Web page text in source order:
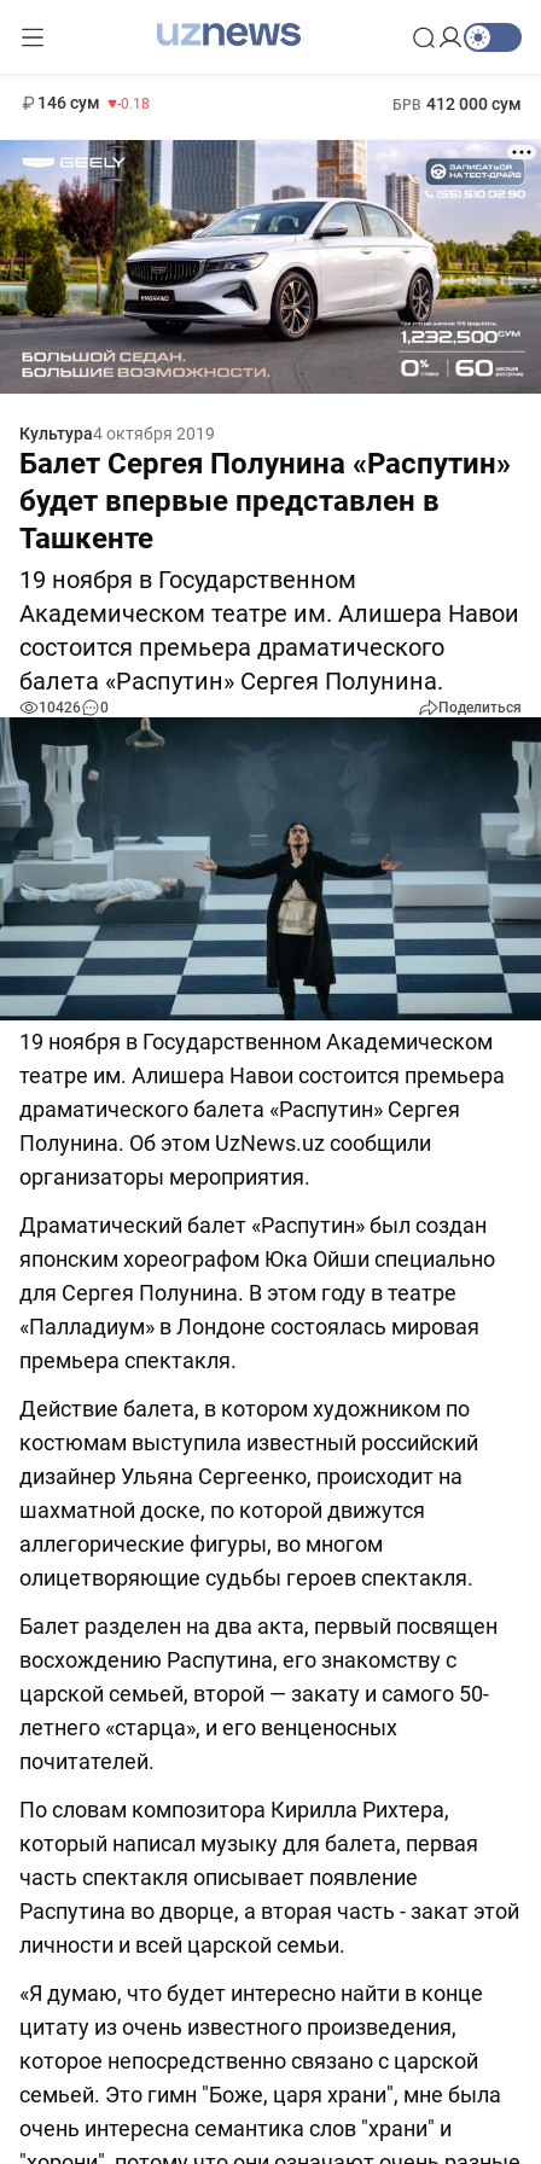
146 сум -0.18 БРВ 412 000 сум
Культура4 октября 2019
Балет Сергея Полунина «Распутин»
будет впервые представлен в
Ташкенте
19 ноября в Государственном
Академическом театре им. Алишера Навои
состоится премьера драматического
балета «Распутин» Сергея Полунина.
10426 0 Поделиться
19 ноября в Государственном Академическом
театре им. Алишера Навои состоится премьера
драматического балета «Распутин» Сергея
Полунина. Об этом UzNews.uz сообщили
организаторы мероприятия.
Драматический балет «Распутин» был создан
японским хореографом Юка Ойши специально
для Сергея Полунина. В этом году в театре
«Палладиум» в Лондоне состоялась мировая
премьера спектакля.
Действие балета, в котором художником по
костюмам выступила известный российский
дизайнер Ульяна Сергеенко, происходит на
шахматной доске, по которой движутся
аллегорические фигуры, во многом
олицетворяющие судьбы героев спектакля.
Балет разделен на два акта, первый посвящен
восхождению Распутина, его знакомству с
царской семьей, второй — закату и самого 50-
летнего «старца», и его венценосных
почитателей.
По словам композитора Кирилла Рихтера,
который написал музыку для балета, первая
часть спектакля описывает появление
Распутина во дворце, а вторая часть - закат этой
личности и всей царской семьи.
«Я думаю, что будет интересно найти в конце
цитату из очень известного произведения,
которое непосредственно связано с царской
семьей. Это гимн "Боже, царя храни", мне была
очень интересна семантика слов "храни" и